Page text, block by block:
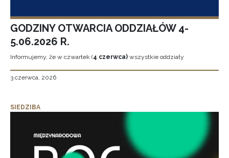
GODZINY OTWARCIA ODDZIAŁÓW 4-
5.06.2026 R.
Informujemy, że w czwartek (4 czerwca) wszystkie oddziały
3 czerwca, 2026
SIEDZIBA